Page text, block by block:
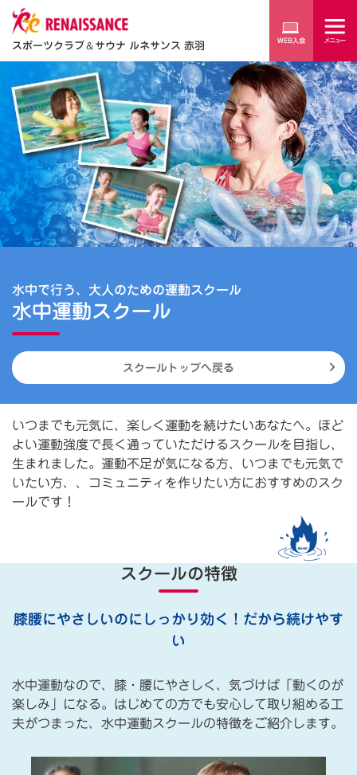
スポーツクラブ＆サウナ ルネサンス 赤羽
水中で行う、大人のための運動スクール
水中運動スクール
スクールトップへ戻る
いつまでも元気に、楽しく運動を続けたいあなたへ。ほど
よい運動強度で長く通っていただけるスクールを目指し、
生まれました。運動不足が気になる方、いつまでも元気で
いたい方、、コミュニティを作りたい方におすすめのスク
ールです！
スクールの特徴
膝腰にやさしいのにしっかり効く！だから続けやす
い
水中運動なので、膝・腰にやさしく、気づけば「動くのが
楽しみ」になる。はじめての方でも安心して取り組める工
夫がつまった、水中運動スクールの特徴をご紹介します。